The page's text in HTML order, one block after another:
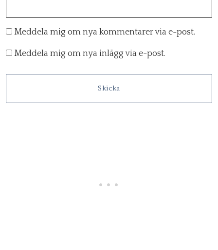
Meddela mig om nya kommentarer via e-post.
Meddela mig om nya inlägg via e-post.